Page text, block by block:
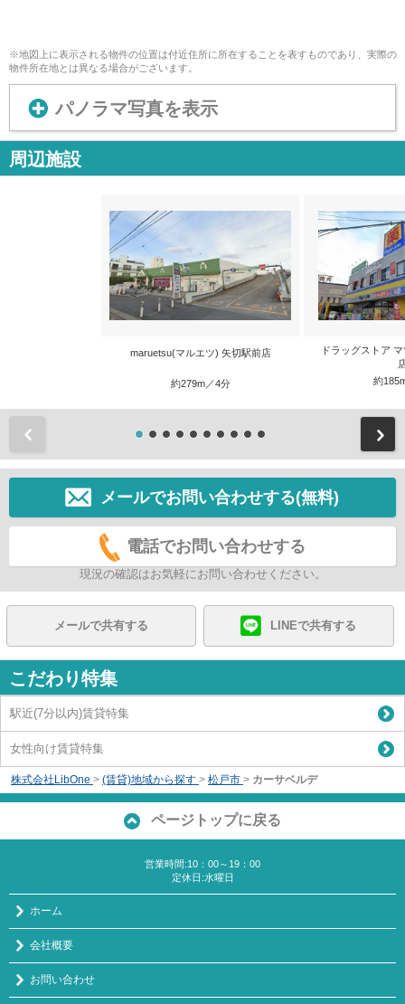
※地図上に表示される物件の位置は付近住所に所在することを表すものであり、実際の
物件所在地とは異なる場合がございます。
パノラマ写真を表示
周辺施設
maruetsu(マルエツ) 矢切駅前店
約279m／4分
ドラッグストア
約
メールでお問い合わせする(無料)
電話でお問い合わせする
現況の確認はお気軽にお問い合わせください。
メールで共有する LINEで共有する
こだわり特集
駅近(7分以内)賃貸特集
女性向け賃貸特集
株式会社LibOne > (賃貸)地域から探す > 松戸市 > カーサベルデ
ページトップに戻る
営業時間:10：00～19：00
定休日:水曜日
ホーム
会社概要
お問い合わせ